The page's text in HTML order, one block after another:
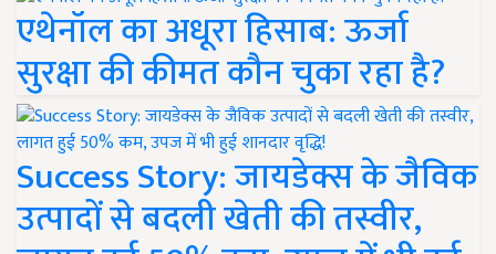
एथेनॉल का अधूरा हिसाब: ऊर्जा
सुरक्षा की कीमत कौन चुका रहा है?
Success Story: जायडेक्स के जैविक
उत्पादों से बदली खेती की तस्वीर,